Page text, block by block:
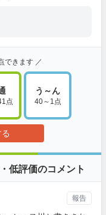
できます ／
点
う～ん
40～1点
低評価のコメント
報告